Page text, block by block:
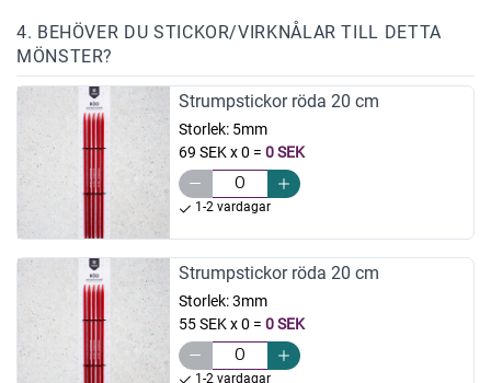
4. BEHÖVER DU STICKOR/VIRKNÅLAR TILL DETTA
MÖNSTER?
Strumpstickor röda 20 cm
Storlek: 5mm
69 SEK x 0 = 0 SEK
1-2 vardagar
Strumpstickor röda 20 cm
Storlek:3mm
55 SEK x 0 = 0 SEK
1-2 vardagar